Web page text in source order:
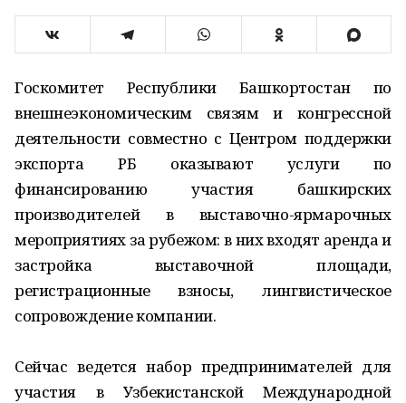
Госкомитет Республики Башкортостан по
внешнеэкономическим связям и конгрессной
деятельности совместно с Центром поддержки
экспорта РБ оказывают услуги по
финансированию участия башкирских
производителей в выставочно-ярмарочных
мероприятиях за рубежом: в них входят аренда и
застройка выставочной площади,
регистрационные взносы, лингвистическое
сопровождение компании.
Сейчас ведется набор предпринимателей для
участия в Узбекистанской Международной